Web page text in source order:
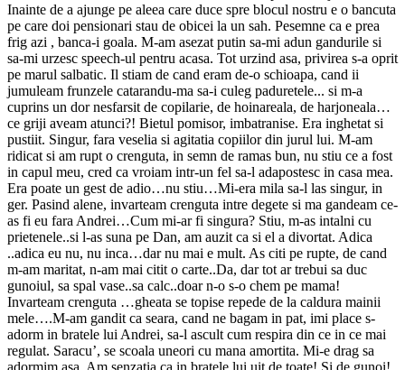
Inainte de a ajunge pe aleea care duce spre blocul nostru e o bancuta
pe care doi pensionari stau de obicei la un sah. Pesemne ca e prea
frig azi , banca-i goala. M-am asezat putin sa-mi adun gandurile si
sa-mi urzesc speech-ul pentru acasa. Tot urzind asa, privirea s-a oprit
pe marul salbatic. Il stiam de cand eram de-o schioapa, cand ii
jumuleam frunzele catarandu-ma sa-i culeg paduretele... si m-a
cuprins un dor nesfarsit de copilarie, de hoinareala, de harjoneala…
ce griji aveam atunci?! Bietul pomisor, imbatranise. Era inghetat si
pustiit. Singur, fara veselia si agitatia copiilor din jurul lui. M-am
ridicat si am rupt o crenguta, in semn de ramas bun, nu stiu ce a fost
in capul meu, cred ca vroiam intr-un fel sa-l adapostesc in casa mea.
Era poate un gest de adio…nu stiu…Mi-era mila sa-l las singur, in
ger. Pasind alene, invarteam crenguta intre degete si ma gandeam ce-
as fi eu fara Andrei…Cum mi-ar fi singura? Stiu, m-as intalni cu
prietenele..si l-as suna pe Dan, am auzit ca si el a divortat. Adica
..adica eu nu, nu inca…dar nu mai e mult. As citi pe rupte, de cand
m-am maritat, n-am mai citit o carte..Da, dar tot ar trebui sa duc
gunoiul, sa spal vase..sa calc..doar n-o s-o chem pe mama!
Invarteam crenguta …gheata se topise repede de la caldura mainii
mele….M-am gandit ca seara, cand ne bagam in pat, imi place s-
adorm in bratele lui Andrei, sa-l ascult cum respira din ce in ce mai
regulat. Saracu’, se scoala uneori cu mana amortita. Mi-e drag sa